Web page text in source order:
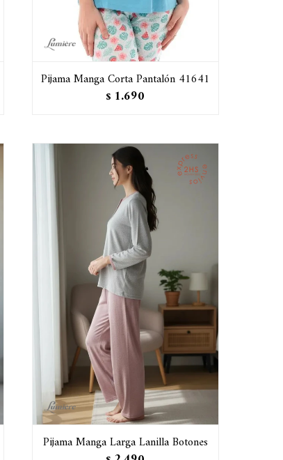
Pijama Manga Corta Pantalón 41641
$ 1.690
Pijama Manga Larga Lanilla Botones